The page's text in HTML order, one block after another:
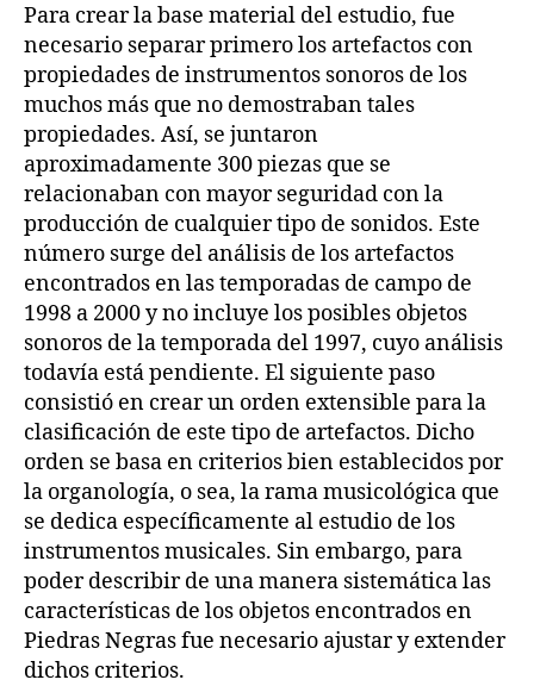
Para crear la base material del estudio, fue
necesario separar primero los artefactos con
propiedades de instrumentos sonoros de los
muchos más que no demostraban tales
propiedades. Así, se juntaron
aproximadamente 300 piezas que se
relacionaban con mayor seguridad con la
producción de cualquier tipo de sonidos. Este
número surge del análisis de los artefactos
encontrados en las temporadas de campo de
1998 a 2000 y no incluye los posibles objetos
sonoros de la temporada del 1997, cuyo análisis
todavía está pendiente. El siguiente paso
consistió en crear un orden extensible para la
clasificación de este tipo de artefactos. Dicho
orden se basa en criterios bien establecidos por
la organología, o sea, la rama musicológica que
se dedica específicamente al estudio de los
instrumentos musicales. Sin embargo, para
poder describir de una manera sistemática las
características de los objetos encontrados en
Piedras Negras fue necesario ajustar y extender
dichos criterios.